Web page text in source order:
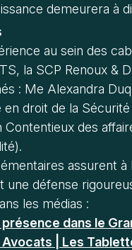
demeurera à
au sein des
la SCP Renoux &
: Me Alexandra
droit de la
des
assurent à
défense
les médias :
dans le
| Les